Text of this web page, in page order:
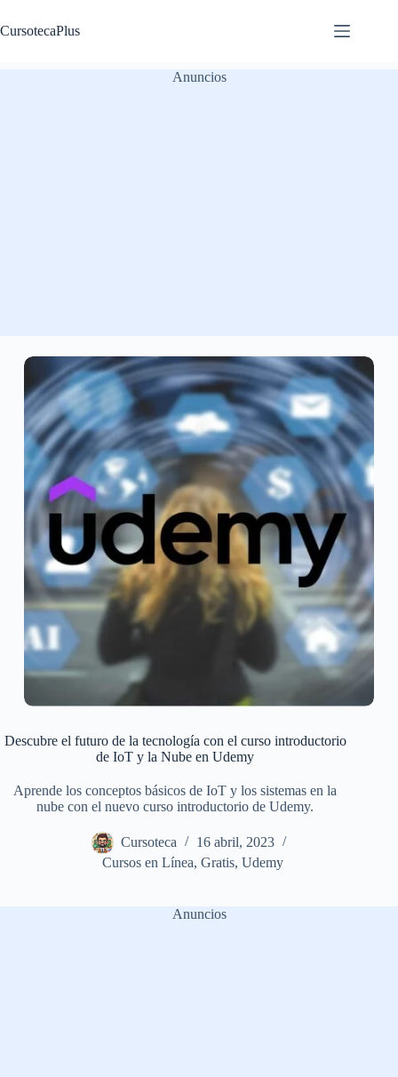
al
contenido
CursotecaPlus
Anuncios
Descubre el futuro de la tecnología con el curso introductorio
de IoT y la Nube en Udemy
Aprende los conceptos básicos de IoT y los sistemas en la
nube con el nuevo curso introductorio de Udemy.
Cursoteca
16 abril, 2023
Cursos en Línea,Gratis,Udemy
Anuncios